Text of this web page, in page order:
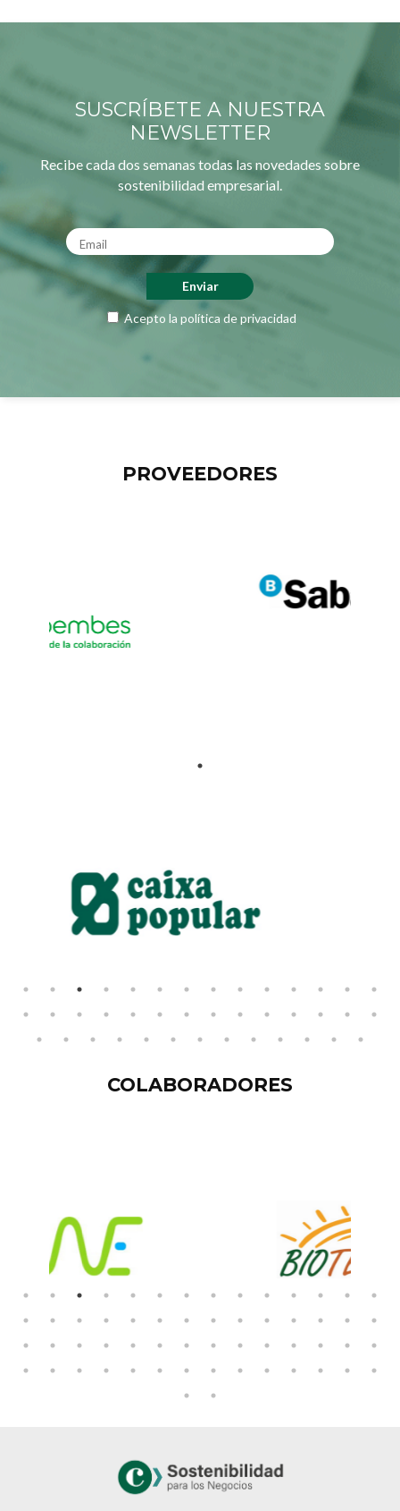
SUSCRÍBETE A NUESTRA
NEWSLETTER
Recibe cada dos semanas todas las novedades sobre
sostenibilidad empresarial.
Acepto la política de privacidad
PROVEEDORES
COLABORADORES